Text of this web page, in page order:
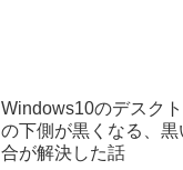
Windows10のデスク
の下側が黒くなる、
合が解決した話